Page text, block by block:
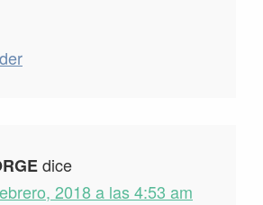
dice
2018 a las 4:53 am